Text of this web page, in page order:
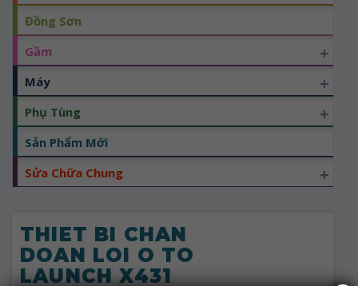
Đồng Sơn
Gầm
+
Máy +
Phụ Tùng +
Sản Phẩm Mới
Sửa Chữa Chung
+
THIET BI CHAN
DOAN LOI O TO
LAUNCH X431